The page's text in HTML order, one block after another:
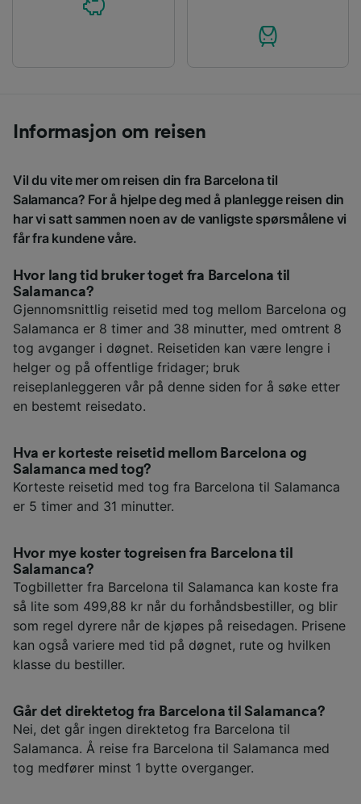
Informasjon om reisen
Vil du vite mer om reisen din fra Barcelona til
Salamanca? For å hjelpe deg med å planlegge reisen din
har vi satt sammen noen av de vanligste spørsmålene vi
får fra kundene våre.
Hvor lang tid bruker toget fra Barcelona til
Salamanca?
Gjennomsnittlig reisetid med tog mellom Barcelona og
Salamanca er 8 timer and 38 minutter, med omtrent 8
tog avganger i døgnet. Reisetiden kan være lengre i
helger og på offentlige fridager; bruk
reiseplanleggeren vår på denne siden for å søke etter
en bestemt reisedato.
Hva er korteste reisetid mellom Barcelona og
Salamanca med tog?
Korteste reisetid med tog fra Barcelona til Salamanca
er 5 timer and 31 minutter.
Hvor mye koster togreisen fra Barcelona til
Salamanca?
Togbilletter fra Barcelona til Salamanca kan koste fra
så lite som 499,88 kr når du forhåndsbestiller, og blir
som regel dyrere når de kjøpes på reisedagen. Prisene
kan også variere med tid på døgnet, rute og hvilken
klasse du bestiller.
Går det direktetog fra Barcelona til Salamanca?
Nei, det går ingen direktetog fra Barcelona til
Salamanca. Å reise fra Barcelona til Salamanca med
tog medfører minst 1 bytte overganger.